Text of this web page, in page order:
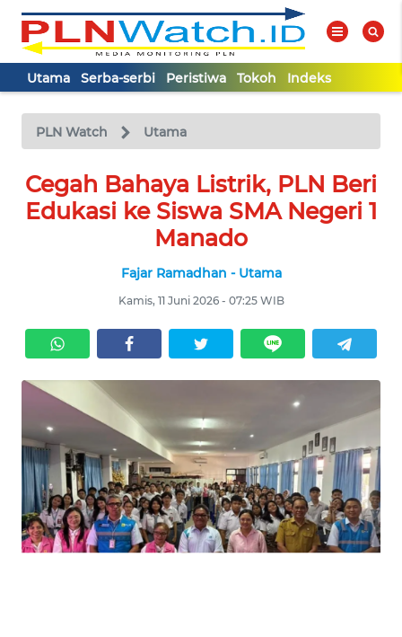
Utama Serba-serbi Peristiwa Tokoh Indeks
PLN Watch Utama
Cegah Bahaya Listrik, PLN Beri
Edukasi ke Siswa SMA Negeri 1
Manado
Fajar Ramadhan - Utama
Kamis, 11 Juni 2026 - 07:25 WIB
TV
Tutup
UTAMA
TOKOH
Informasi
INDEKS
BERITA
KONTAK
KAMI